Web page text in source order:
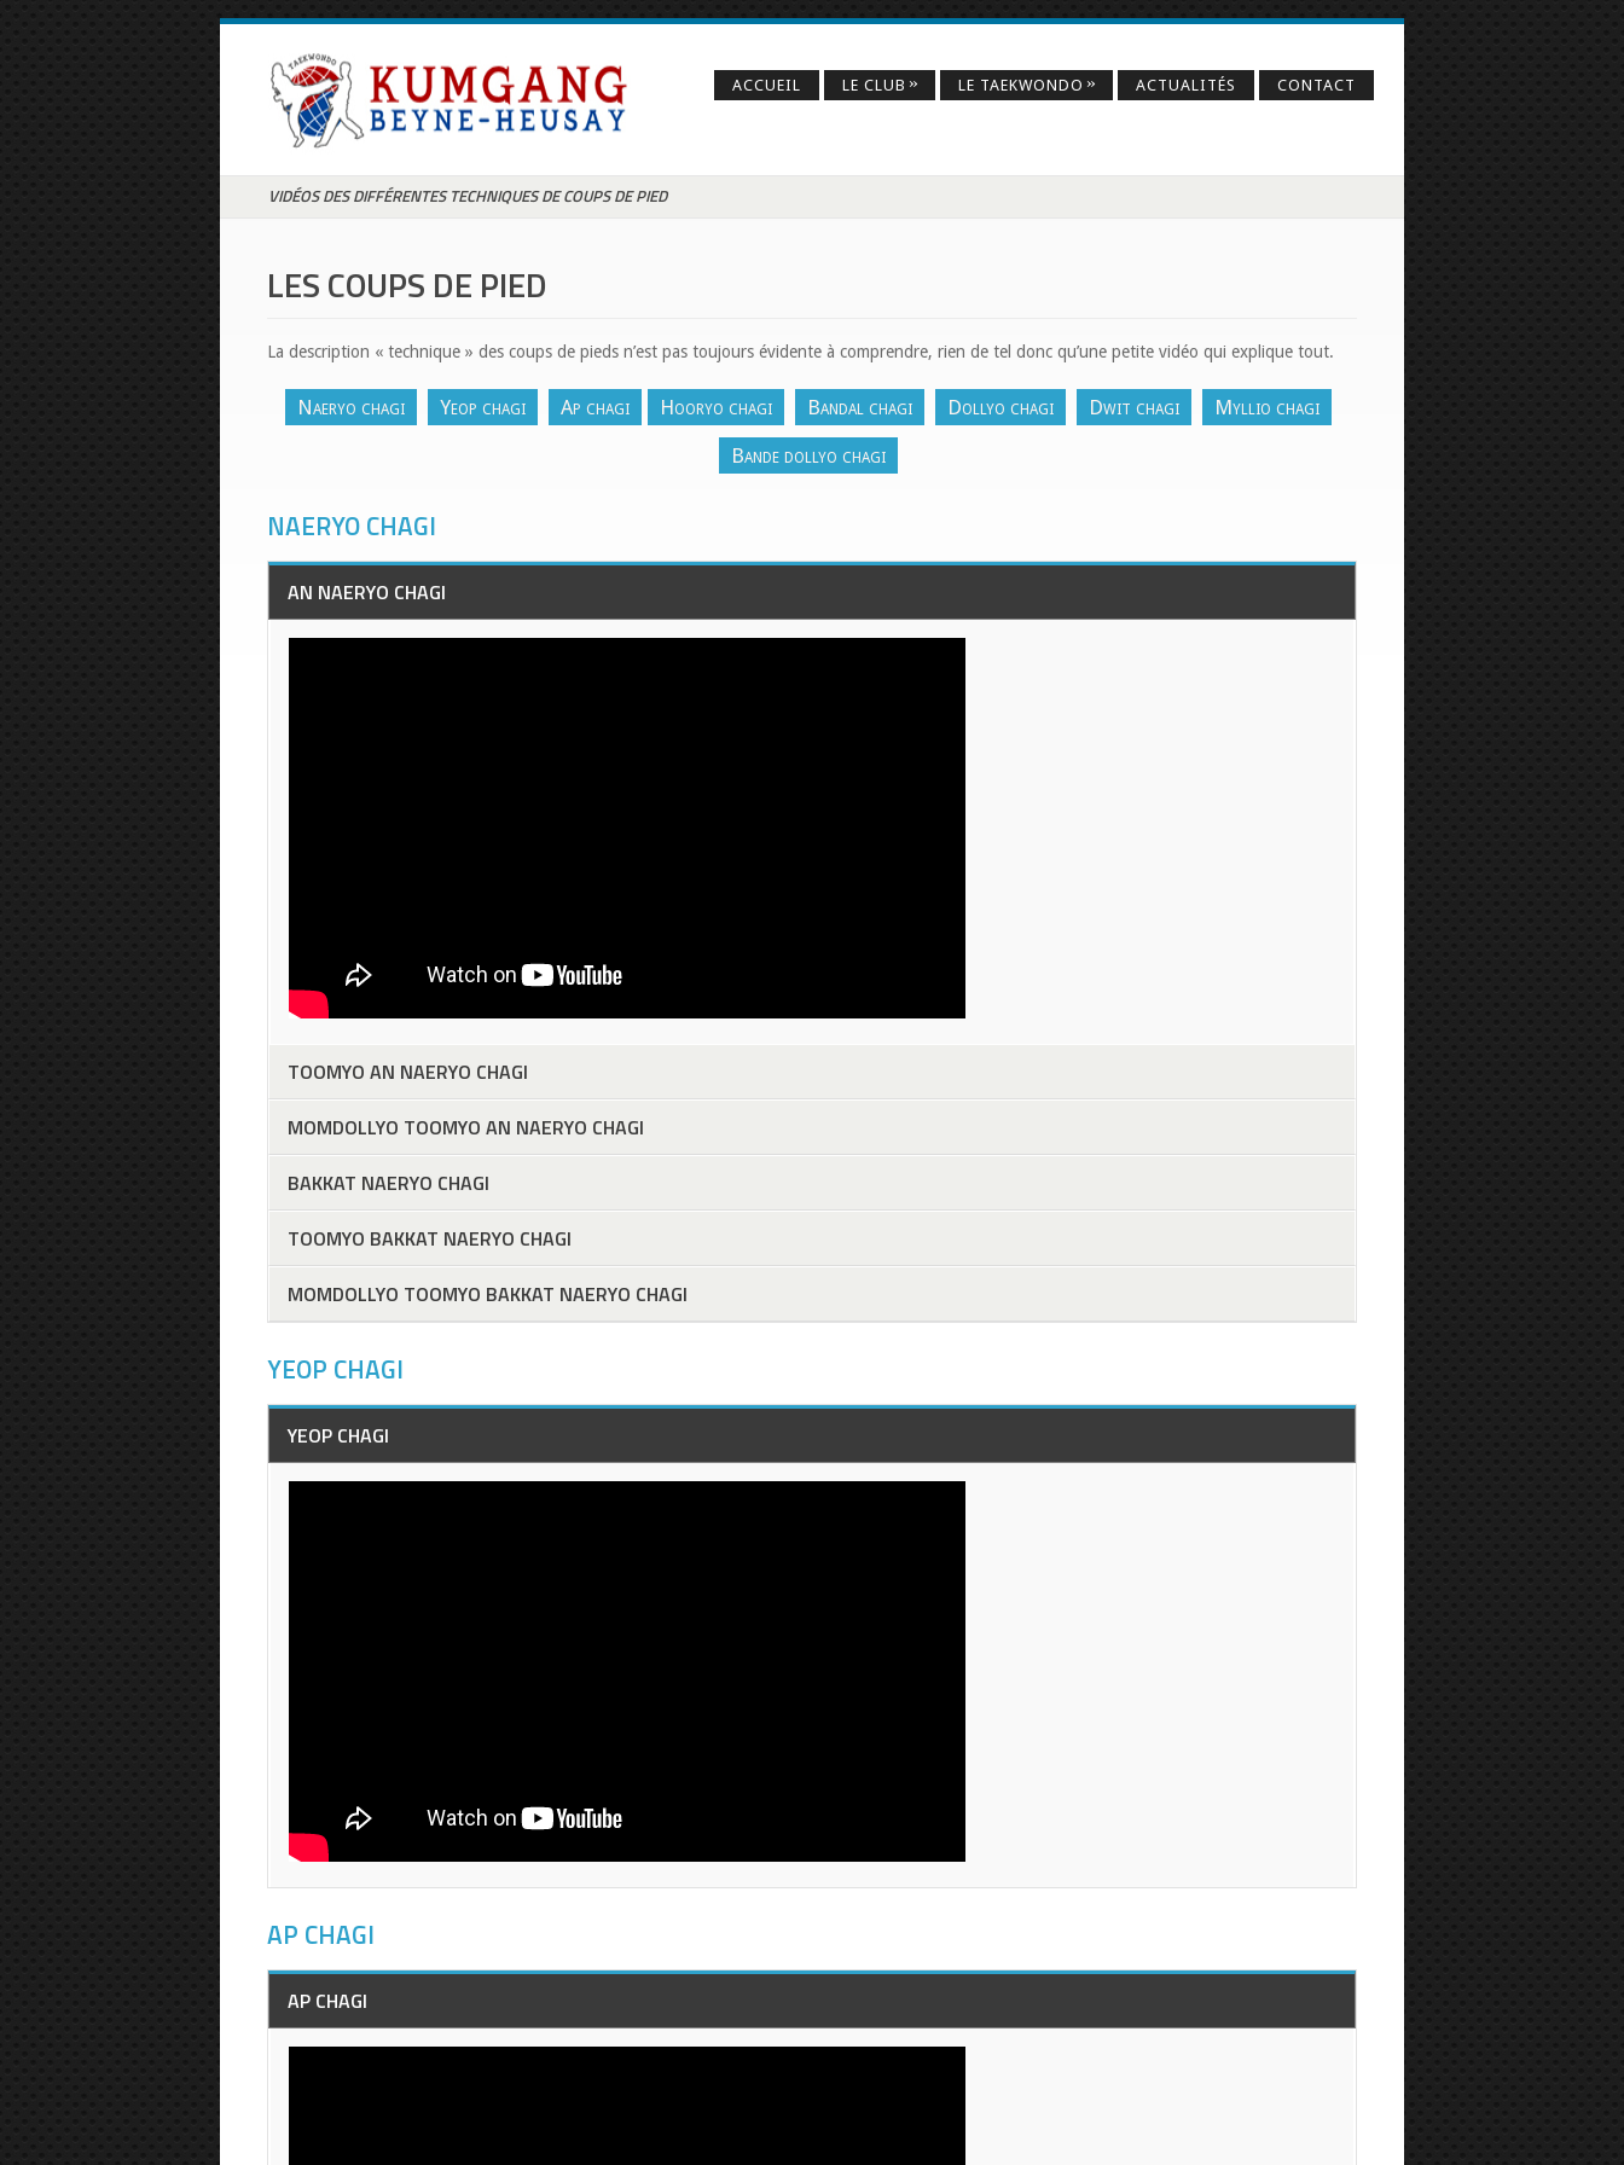
ACCUEIL LE CLUB » LE TAEKWONDO » ACTUALITÉS CONTACT
VIDÉOS DES DIFFÉRENTES TECHNIQUES DE COUPS DE PIED
LES COUPS DE PIED
La description « technique » des coups de pieds n’est pas toujours évidente à comprendre, rien de tel donc qu’une petite vidéo qui explique tout.
Naeryo chagi Yeop chagi Ap chagi Hooryo chagi Bandal chagi Dollyo chagi Dwit chagi
Myllio chagi
Bande dollyo chagi
NAERYO CHAGI
AN NAERYO CHAGI
TOOMYO AN NAERYO CHAGI
MOMDOLLYO TOOMYO AN NAERYO CHAGI
BAKKAT NAERYO CHAGI
TOOMYO BAKKAT NAERYO CHAGI
MOMDOLLYO TOOMYO BAKKAT NAERYO CHAGI
YEOP CHAGI
YEOP CHAGI
AP CHAGI
AP CHAGI